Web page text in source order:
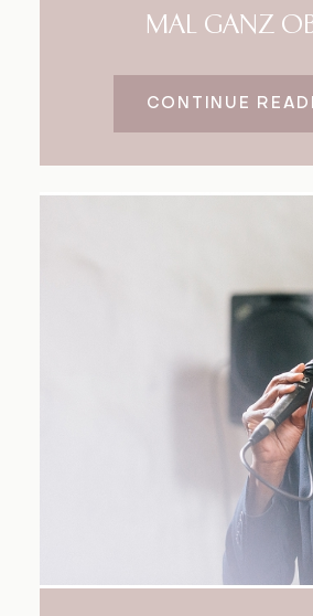
MAL GANZ
CONTINUE